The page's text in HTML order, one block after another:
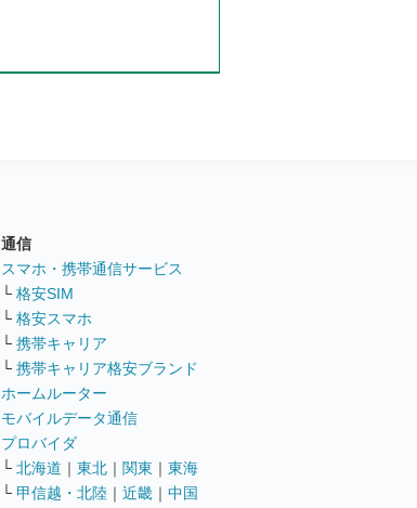
通信
スマホ・携帯通信サービス
└ 格安SIM
└ 格安スマホ
└ 携帯キャリア
└ 携帯キャリア格安ブランド
ホームルーター
モバイルデータ通信
プロバイダ
└ 北海道 ｜ 東北 ｜ 関東 ｜ 東海
└ 甲信越・北陸 ｜ 近畿 ｜ 中国